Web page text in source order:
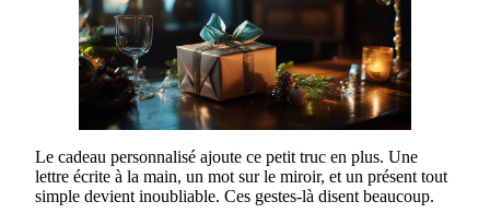
Le cadeau personnalisé ajoute ce petit truc en plus. Une
lettre écrite à la main, un mot sur le miroir, et un présent tout
simple devient inoubliable. Ces gestes-là disent beaucoup.